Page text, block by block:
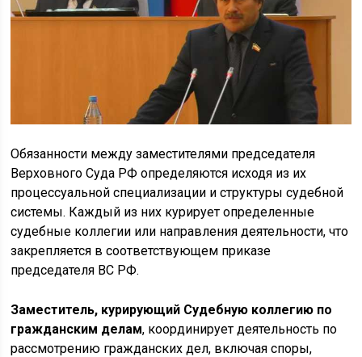
Обязанности между заместителями председателя
Верховного Суда РФ определяются исходя из их
процессуальной специализации и структуры судебной
системы. Каждый из них курирует определенные
судебные коллегии или направления деятельности, что
закрепляется в соответствующем приказе
председателя ВС РФ.
Заместитель, курирующий Судебную коллегию по
гражданским делам, координирует деятельность по
рассмотрению гражданских дел, включая споры,